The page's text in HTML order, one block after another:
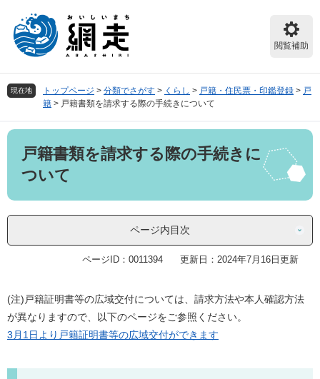
頭
で
飛
ば
閲覧補助
現在地 トップページ > 分類でさがす > くらし > 戸籍・住民票・印鑑登録 > 戸
籍 > 戸籍書類を請求する際の手続きについて
本
戸籍書類を請求する際の手続きに
ついて
ページ内目次
ページID：0011394 更新日：2024年7月16日更新
(注)戸籍証明書等の広域交付については、請求方法や本人確認方法
が異なりますので、以下のページをご参照ください。
3月1日より戸籍証明書等の広域交付ができます